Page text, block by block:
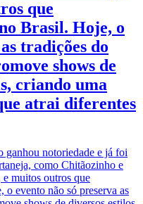
que
Brasil. Hoje, o
tradições do
shows de
criando uma
atrai diferentes